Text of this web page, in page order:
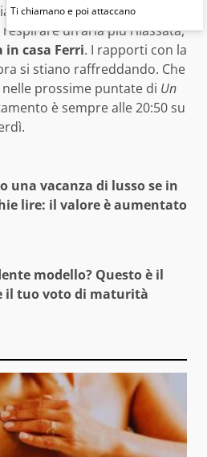
Giordano e a Palazzo
un’aria più rilassata,
in casa Ferri. I rapporti con la
si stiano raffreddando. Che
prossime puntate di Un
è sempre alle 20:50 su
una vacanza di lusso se in
lire: il valore è aumentato
modello? Questo è il
il tuo voto di maturità
Ti chiamano e poi attaccano